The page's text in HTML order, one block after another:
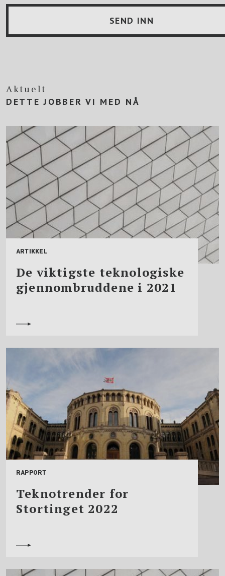
Aktuelt
DETTE JOBBER VI MED NÅ
ARTIKKEL
De viktigste teknologiske
gjennombruddene i 2021
RAPPORT
Teknotrender for
Stortinget 2022